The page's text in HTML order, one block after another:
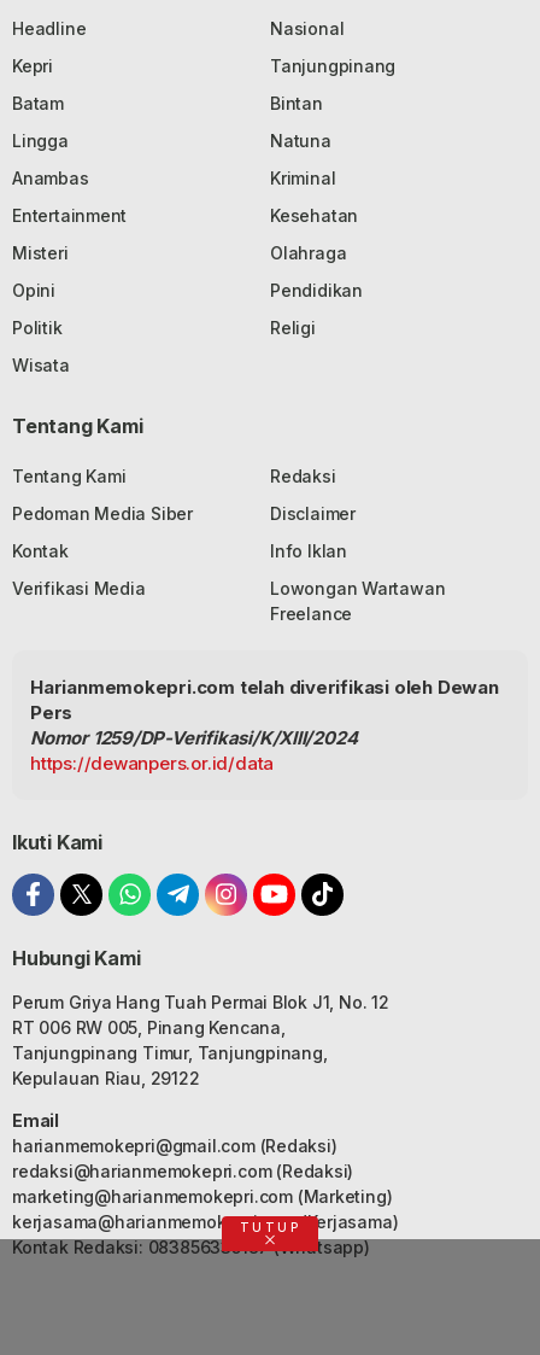
Headline
Nasional
Kepri
Tanjungpinang
Batam
Bintan
Lingga
Natuna
Anambas
Kriminal
Entertainment
Kesehatan
Misteri
Olahraga
Opini
Pendidikan
Politik
Religi
Wisata
Tentang Kami
Tentang Kami
Redaksi
Pedoman Media Siber
Disclaimer
Kontak
Info Iklan
Verifikasi Media
Lowongan Wartawan
Freelance
Harianmemokepri.com telah diverifikasi oleh Dewan
Pers
Nomor 1259/DP-Verifikasi/K/XIII/2024
https://dewanpers.or.id/data
Ikuti Kami
Hubungi Kami
Perum Griya Hang Tuah Permai Blok J1, No. 12
RT 006 RW 005, Pinang Kencana,
Tanjungpinang Timur, Tanjungpinang,
Kepulauan Riau, 29122
Email
harianmemokepri@gmail.com(Redaksi)
redaksi@harianmemokepri.com(Redaksi)
marketing@harianmemokepri.com(Marketing)
kerjasama@harianmemokepri.com(Kerjasama)
Kontak Redaksi: 083856335187 (Whatsapp)
TUTUP